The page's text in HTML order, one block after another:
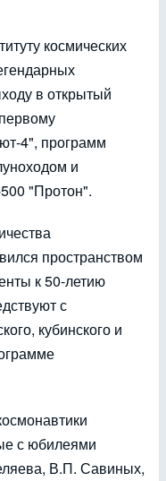
космических
в открытый
4", программ
и
"Протон".
пространством
к 50-летию
с
кубинского и
с юбилеями
В.П. Савиных,